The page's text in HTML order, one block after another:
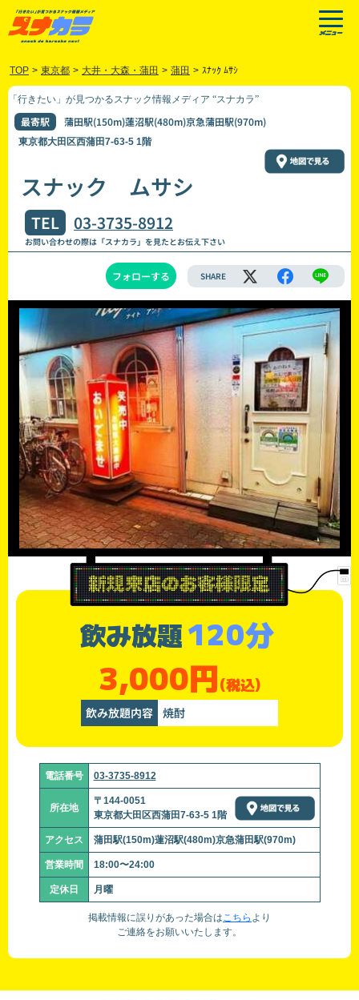
TOP > 東京都 > 大井・大森・蒲田 > 蒲田 > ｽﾅｯｸ ﾑｻｼ
「行きたい」が見つかるスナック情報メディア “スナカラ”
最寄駅 蒲田駅(150m)蓮沼駅(480m)京急蒲田駅(970m)
東京都大田区西蒲田7-63-5 1階
スナック ムサシ
TEL 03-3735-8912
お問い合わせの際は「スナカラ」を見たとお伝え下さい
フォローする SHARE
飲み放題120分
3,000円(税込)
飲み放題内容 焼酎
電話番号 03-3735-8912
所在地
〒144-0051
東京都大田区西蒲田7-63-5 1階
アクセス 蒲田駅(150m)蓮沼駅(480m)京急蒲田駅(970m)
営業時間 18:00〜24:00
定休日 月曜
掲載情報に誤りがあった場合はこちら より
ご連絡をお願いいたします。